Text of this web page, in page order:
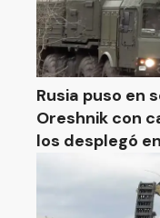
Rusia puso en
Oreshnik con
los desplegó